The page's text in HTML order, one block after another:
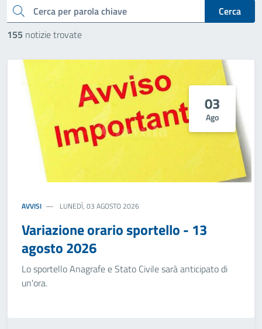
cerca
Cerca
155 notizie trovate
03
Ago
AVVISI LUNEDÌ, 03 AGOSTO 2026
Variazione orario sportello - 13
agosto 2026
Lo sportello Anagrafe e Stato Civile sarà anticipato di
un'ora.